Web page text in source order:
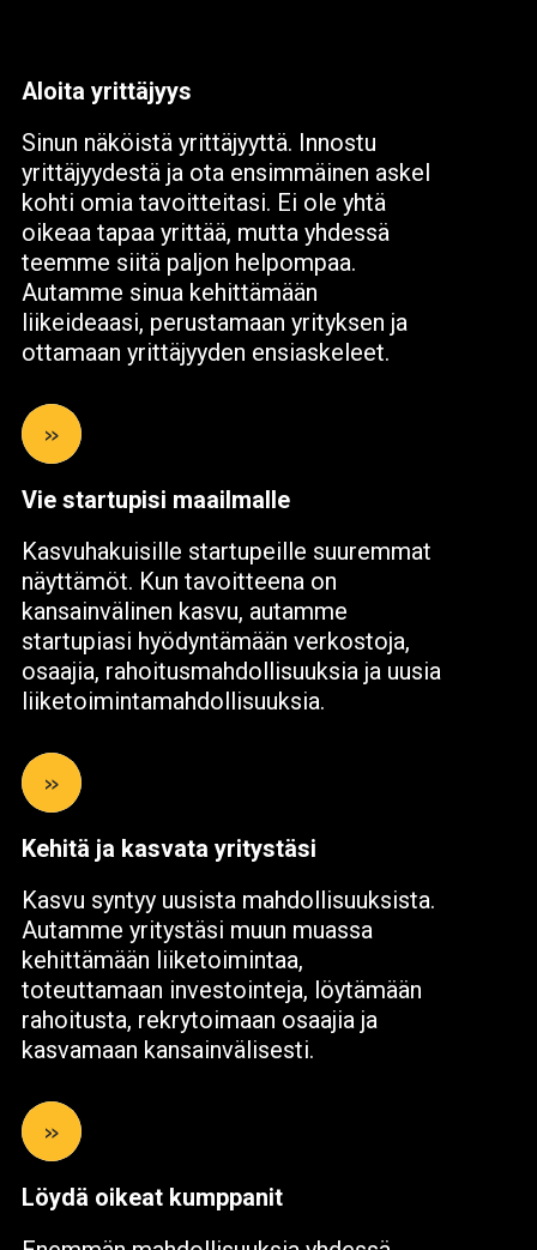
Aloita yrittäjyys
Sinun näköistä yrittäjyyttä. Innostu
yrittäjyydestä ja ota ensimmäinen askel
kohti omia tavoitteitasi. Ei ole yhtä
oikeaa tapaa yrittää, mutta yhdessä
teemme siitä paljon helpompaa.
Autamme sinua kehittämään
liikeideaasi, perustamaan yrityksen ja
ottamaan yrittäjyyden ensiaskeleet.
»
Vie startupisi maailmalle
Kasvuhakuisille startupeille suuremmat
näyttämöt. Kun tavoitteena on
kansainvälinen kasvu, autamme
startupiasi hyödyntämään verkostoja,
osaajia, rahoitusmahdollisuuksia ja uusia
liiketoimintamahdollisuuksia.
»
Kehitä ja kasvata yritystäsi
Kasvu syntyy uusista mahdollisuuksista.
Autamme yritystäsi muun muassa
kehittämään liiketoimintaa,
toteuttamaan investointeja, löytämään
rahoitusta, rekrytoimaan osaajia ja
kasvamaan kansainvälisesti.
»
Löydä oikeat kumppanit